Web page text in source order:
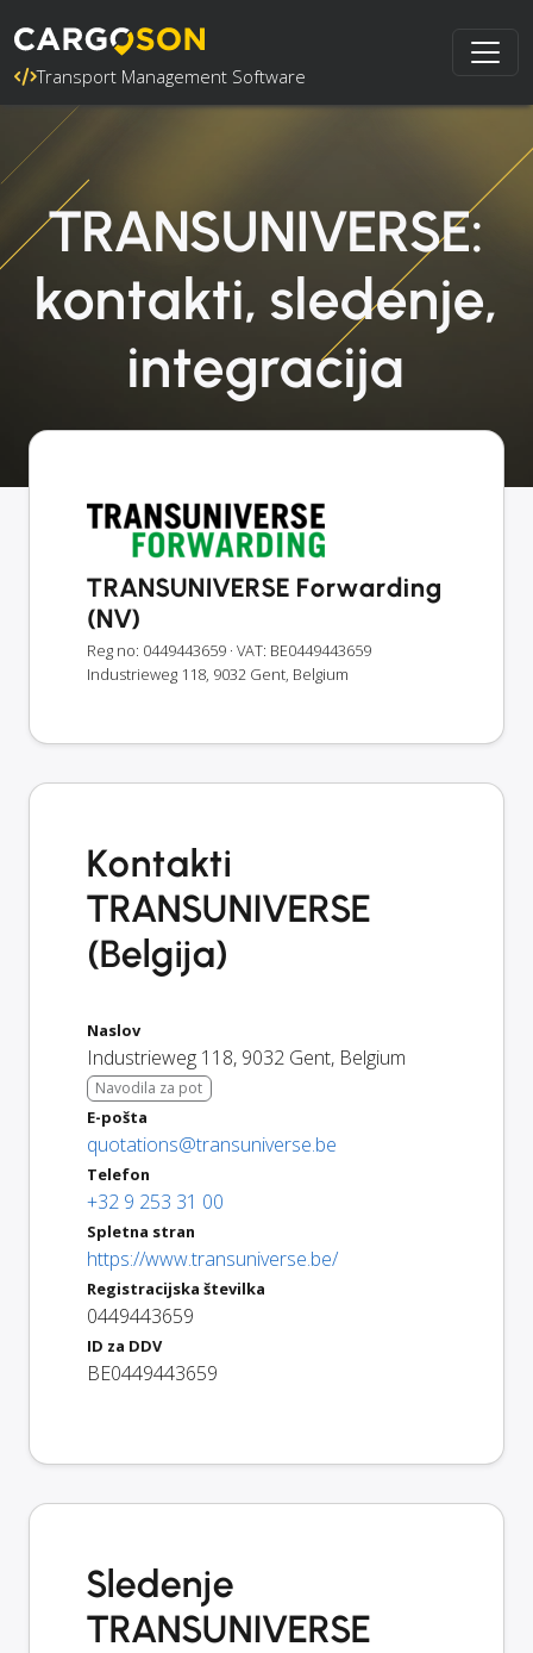
Transport Management Software
TRANSUNIVERSE:
kontakti, sledenje,
integracija
TRANSUNIVERSE Forwarding
(NV)
Reg no: 0449443659 · VAT: BE0449443659
Industrieweg 118, 9032 Gent, Belgium
Kontakti
TRANSUNIVERSE
(Belgija)
Naslov
Industrieweg 118, 9032 Gent, Belgium
Navodila za pot
E-pošta
quotations@transuniverse.be
Telefon
+32 9 253 31 00
Spletna stran
https://www.transuniverse.be/
Registracijska številka
0449443659
ID za DDV
BE0449443659
Sledenje
TRANSUNIVERSE